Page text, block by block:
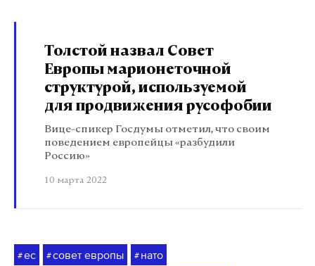
Толстой назвал Совет
Европы марионеточной
структурой, используемой
для продвижения русофобии
Вице-спикер Госдумы отметил, что своим
поведением европейцы «разбудили
Россию»
10 марта 2022
#ес #совет европы # нато